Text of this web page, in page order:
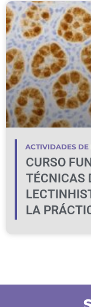
ACTIVIDADES DE
CURSO
TÉCNICAS
LA